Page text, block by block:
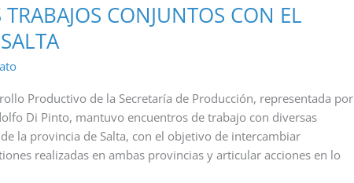
CONJUNTOS CON EL
Productivo de la Secretaría de Producción, representada por
Di Pinto, mantuvo encuentros de trabajo con diversas
la provincia de Salta, con el objetivo de intercambiar
realizadas en ambas provincias y articular acciones en lo